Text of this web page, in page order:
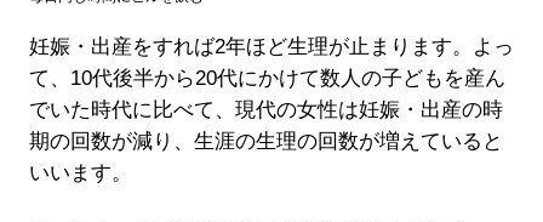
妊娠・出産をすれば2年ほど生理が止まります。よっ
て、10代後半から20代にかけて数人の子どもを産ん
でいた時代に比べて、現代の女性は妊娠・出産の時
期の回数が減り、生涯の生理の回数が増えていると
いいます。